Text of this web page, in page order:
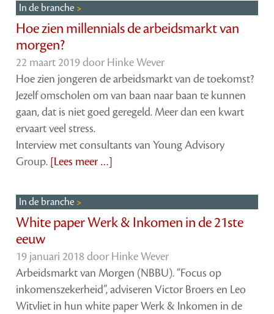
In de branche
Hoe zien millennials de arbeidsmarkt van
morgen?
22 maart 2019 door Hinke Wever
Hoe zien jongeren de arbeidsmarkt van de toekomst?
Jezelf omscholen om van baan naar baan te kunnen
gaan, dat is niet goed geregeld. Meer dan een kwart
ervaart veel stress.
Interview met consultants van Young Advisory
Group. [Lees meer …]
In de branche
White paper Werk & Inkomen in de 21ste
eeuw
19 januari 2018 door Hinke Wever
Arbeidsmarkt van Morgen (NBBU). “Focus op
inkomenszekerheid”, adviseren Victor Broers en Leo
Witvliet in hun white paper Werk & Inkomen in de